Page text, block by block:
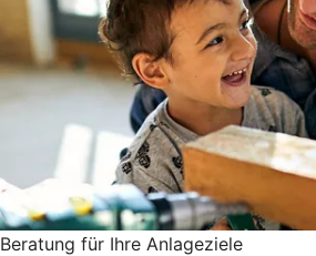
Beratung für Ihre Anlageziele